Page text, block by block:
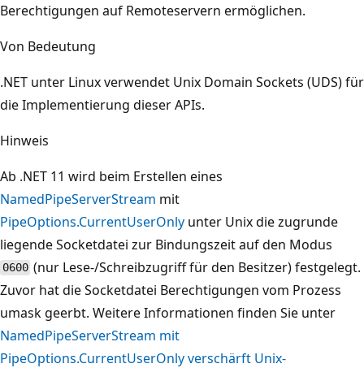
Berechtigungen auf Remoteservern ermöglichen.
Von Bedeutung
.NET unter Linux verwendet Unix Domain Sockets (UDS) für
die Implementierung dieser APIs.
Hinweis
Ab .NET 11 wird beim Erstellen eines
NamedPipeServerStream mit
PipeOptions.CurrentUserOnly unter Unix die zugrunde
liegende Socketdatei zur Bindungszeit auf den Modus
0600 (nur Lese-/Schreibzugriff für den Besitzer) festgelegt.
Zuvor hat die Socketdatei Berechtigungen vom Prozess
umask geerbt. Weitere Informationen finden Sie unter
NamedPipeServerStream mit
PipeOptions.CurrentUserOnly verschärft Unix-